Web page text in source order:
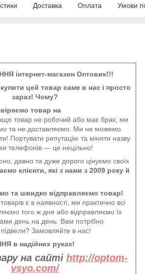
Доставка Оплата Умови
інтернет-магазин Оптовик!!!
цей товар саме в нас і просто
зараз! Чому?
товар на
товар не робочий або має брак, ми
та не доставляємо. Ми не можемо
Портувати репутацію та міняти назву
телефонів — це нецільно!
давно та дуже дорого цінуємо своїх
клієнти, які з нами з 2009 року й
та швидко відправляємо товар!
є в наявності, ми практично всі
того ж дня або відправляємо їх
день на день. Вам потрібно
Замовляйте в нас!
в надійних руках!
на сайті http://optom-
vsyo.com/